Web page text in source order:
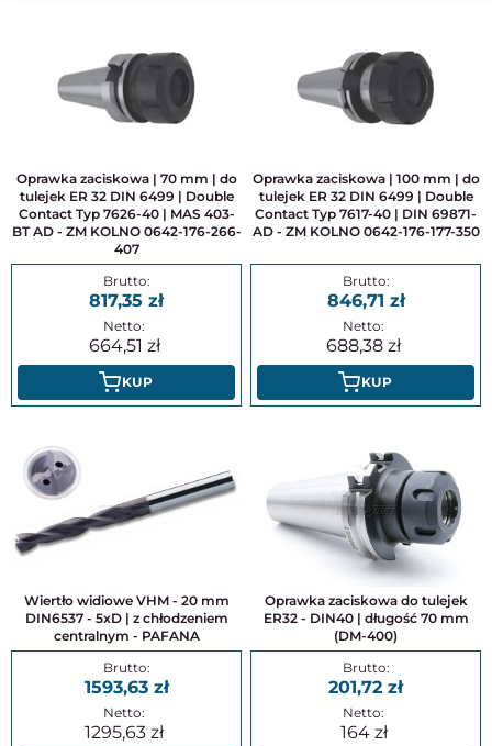
Oprawka zaciskowa | 70 mm | do
tulejek ER 32 DIN 6499 | Double
Contact Typ 7626-40 | MAS 403-
BT AD - ZM KOLNO 0642-176-266-
407
817,35
664,51
KUP
Oprawka zaciskowa | 100 mm | do
tulejek ER 32 DIN 6499 | Double
Contact Typ 7617-40 | DIN 69871-
AD - ZM KOLNO 0642-176-177-350
846,71
688,38
KUP
Wiertło widiowe VHM - 20 mm
DIN6537 - 5xD | z chłodzeniem
centralnym - PAFANA
1593,63
1295,63
Oprawka zaciskowa do tulejek
ER32 - DIN40 | długość 70 mm
(DM-400)
201,72
164